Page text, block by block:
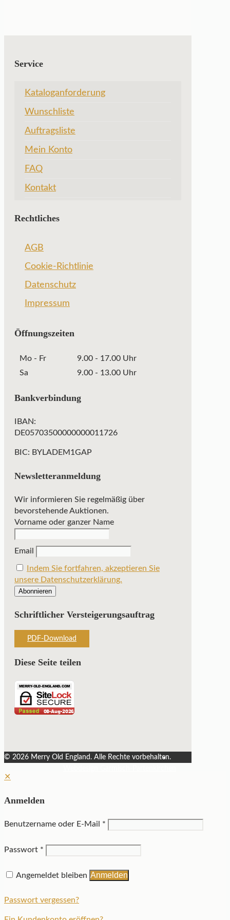
Service
Kataloganforderung
Wunschliste
Auftragsliste
Mein Konto
FAQ
Kontakt
Rechtliches
AGB
Cookie-Richtlinie
Datenschutz
Impressum
Öffnungszeiten
Mo - Fr
9.00 - 17.00 Uhr
Sa
9.00 - 13.00 Uhr
Bankverbindung
IBAN:
DE05703500000000011726
BIC: BYLADEM1GAP
Newsletteranmeldung
Wir informieren Sie regelmäßig über
bevorstehende Auktionen.
Vorname oder ganzer Name
Email
Indem Sie fortfahren, akzeptieren Sie
unsere Datenschutzerklärung.
Schriftlicher Versteigerungsauftrag
PDF-Download
Diese Seite teilen
© 2026 Merry Old England. Alle Rechte vorbehalten.
✕
Anmelden
Benutzername oder E-Mail *
Passwort *
Angemeldet bleiben Anmelden
Passwort vergessen?